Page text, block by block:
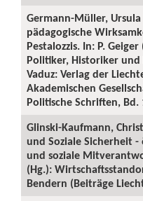
Germann-Müller, Ursula
pädagogische
Pestalozzis. In: P.
Politiker, Historiker und
Vaduz: Verlag der
Akademischen
Politische Schriften, Bd.
Glinski-Kaufmann,
und Soziale Sicherheit -
und soziale
(Hg.):
Bendern (Beiträge